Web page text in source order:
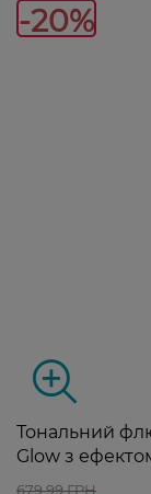
-20%
Тональний
Glow з
679,99 ГРН